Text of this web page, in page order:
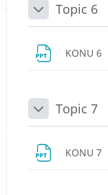
DaraltTopic 6
KONU 6
DaraltTopic 7
KONU 7